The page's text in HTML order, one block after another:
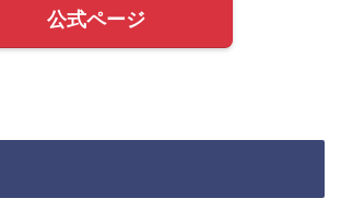
公式ページ